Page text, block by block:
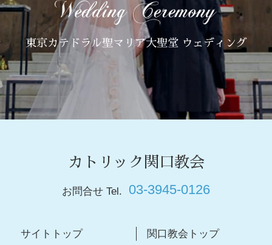
東京カテドラル聖マリア大聖堂 ウェディング
カトリック関口教会
お問合せ Tel. 03-3945-0126
サイトトップ 関口教会トップ